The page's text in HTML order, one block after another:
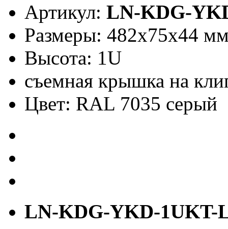
Артикул: LN-KDG-
Размеры: 482x75x44
Высота: 1U
съемная крышка на
Цвет: RAL 7035 серый
LN-KDG-YKD-1UKT-